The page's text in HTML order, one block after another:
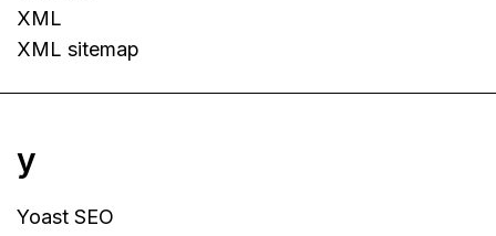
XML
XML sitemap
y
Yoast SEO